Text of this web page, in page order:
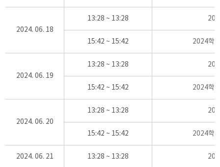
2024. 06. 18
13:28 ~ 13:28
15:42 ~ 15:42 2024학
2024. 06. 19
13:28 ~ 13:28
15:42 ~ 15:42 2024학
2024. 06. 20
13:28 ~ 13:28
15:42 ~ 15:42 2024학
2024. 06. 21 13:28 ~ 13:28